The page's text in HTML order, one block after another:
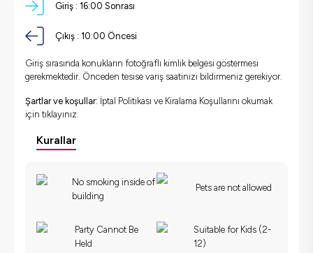
Giriş : 16:00 Sonrası
Çıkış : 10:00 Öncesi
Giriş sırasında konukların fotoğraflı kimlik belgesi göstermesi
gerekmektedir. Önceden tesise varış saatinizi bildirmeniz gerekiyor.
Şartlar ve koşullar: İptal Politikası ve Kiralama Koşullarını okumak
için tıklayınız.
Kurallar
No smoking inside of
building
Pets are not allowed
Party Cannot Be
Held
Suitable for Kids (2-
12)